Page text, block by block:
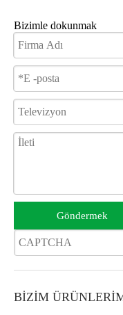
Bizimle dokunmak
Göndermek
BİZİM